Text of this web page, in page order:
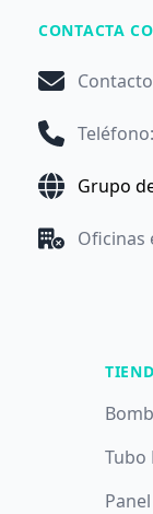
CONTACTA
Contacto
Teléfono:
Grupo
Oficinas
Tubo